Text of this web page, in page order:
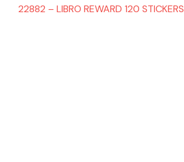
22882 – LIBRO REWARD 120 STICKERS